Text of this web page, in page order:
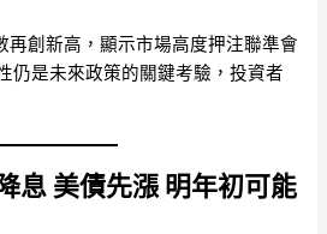
再創新高，顯示市場高度押注聯準會
仍是未來政策的關鍵考驗，投資者
息 美債先漲 明年初可能